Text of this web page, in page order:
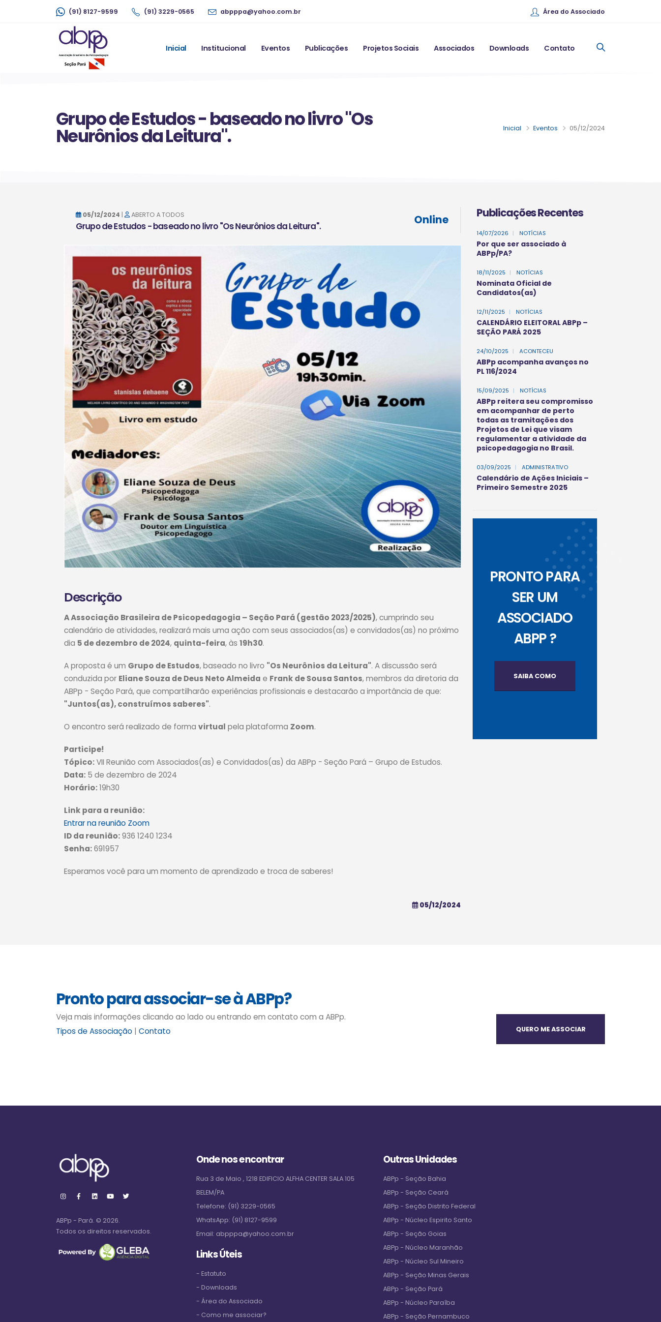
(91) 8127-9599 (91) 3229-0565 abpppa@yahoo.com.br Área do Associado
Inicial Institucional Eventos Publicações Projetos Sociais Associados Downloads Contato
Grupo de Estudos - baseado no livro "Os
Neurônios da Leitura". Inicial Eventos 05/12/2024
05/12/2024 | ABERTO A TODOS
Grupo de Estudos - baseado no livro "Os Neurônios da Leitura". Online
Descrição
A Associação Brasileira de Psicopedagogia – Seção Pará (gestão 2023/2025), cumprindo seu
calendário de atividades, realizará mais uma ação com seus associados(as) e convidados(as) no próximo
dia 5 de dezembro de 2024, quinta-feira, às 19h30.
A proposta é um Grupo de Estudos, baseado no livro "Os Neurônios da Leitura". A discussão será
conduzida por Eliane Souza de Deus Neto Almeida e Frank de Sousa Santos, membros da diretoria da
ABPp - Seção Pará, que compartilharão experiências profissionais e destacarão a importância de que:
"Juntos(as), construímos saberes".
O encontro será realizado de forma virtual pela plataforma Zoom.
Participe!
Tópico:VII Reunião com Associados(as) e Convidados(as) da ABPp - Seção Pará – Grupo de Estudos.
Data: 5 de dezembro de 2024
Horário:19h30
Link para a reunião:
Entrar na reunião Zoom
ID da reunião:936 1240 1234
Senha:691957
Esperamos você para um momento de aprendizado e troca de saberes!
05/12/2024
Publicações Recentes
14/07/2026 | NOTÍCIAS
Por que ser associado à
ABPp/PA?
18/11/2025 | NOTÍCIAS
Nominata Oficial de
Candidatos(as)
12/11/2025 | NOTÍCIAS
CALENDÁRIO ELEITORAL ABPp –
SEÇÃO PARÁ 2025
24/10/2025 | ACONTECEU
ABPp acompanha avanços no
PL 116/2024
15/09/2025 | NOTÍCIAS
ABPp reitera seu compromisso
em acompanhar de perto
todas as tramitações dos
Projetos de Lei que visam
regulamentar a atividade da
psicopedagogia no Brasil.
03/09/2025 | ADMINISTRATIVO
Calendário de Ações Iniciais –
Primeiro Semestre 2025
PRONTO PARA
SER UM
ASSOCIADO
ABPP ?
SAIBA COMO
Pronto para associar-se à ABPp?
Veja mais informações clicando ao lado ou entrando em contato com a ABPp.
Tipos de Associação | Contato QUERO ME ASSOCIAR
ABPp - Pará. © 2026.
Todos os direitos reservados.
Onde nos encontrar
Rua 3 de Maio , 1218 EDIFICIO ALFHA CENTER SALA 105
BELEM/PA
Telefone: (91) 3229-0565
WhatsApp: (91) 8127-9599
Email: abpppa@yahoo.com.br
Links Úteis
- Estatuto
- Downloads
- Área do Associado
- Como me associar?
Outras Unidades
ABPp - Seção Bahia
ABPp - Seção Ceará
ABPp - Seção Distrito Federal
ABPp - Núcleo Espirito Santo
ABPp - Seção Goias
ABPp - Núcleo Maranhão
ABPp - Núcleo Sul Mineiro
ABPp - Seção Minas Gerais
ABPp - Seção Pará
ABPp - Núcleo Paraíba
ABPp - Seção Pernambuco